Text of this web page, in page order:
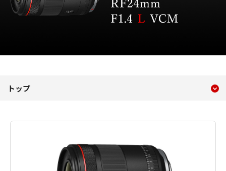
トップ